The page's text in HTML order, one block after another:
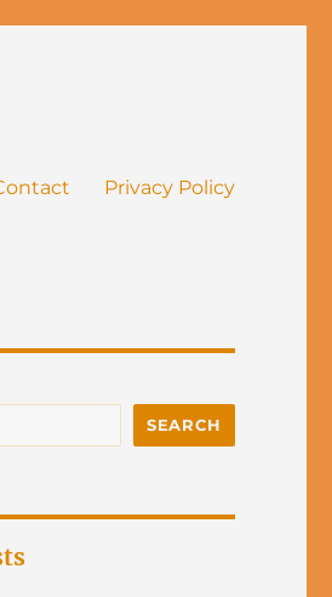
Privacy Policy
SEARCH